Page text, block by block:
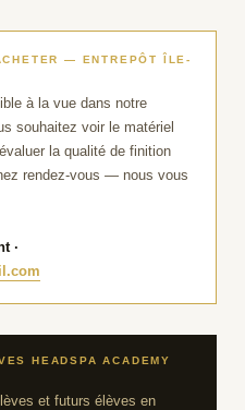
— ENTREPÔT ÎLE-
à la vue dans notre
souhaitez voir le matériel
la qualité de finition
rendez-vous — nous vous
·
HEADSPA ACADEMY
et futurs élèves en